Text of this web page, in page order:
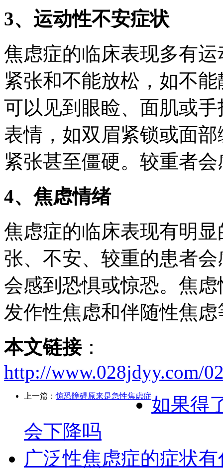
3、运动性不安症状
焦虑症的临床表现多有
紧张和不能放松，如不
可以见到眼睑、面肌或
表情，如双眉紧锁或面
紧张甚至僵硬。较重者
4、焦虑情绪
焦虑症的临床表现有明
张、不安、较重的患者
会感到恐惧或惊恐。焦
发作性焦虑和伴随性焦
本文链接：
http://www.028jdyy.com/
上一篇：惊恐障碍原来是急性焦虑症如果得
会下降吗
广泛性焦虑症的症状